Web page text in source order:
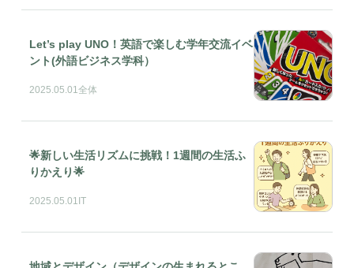
Let’s play UNO！英語で楽しむ学年交流イベ
ント(外語ビジネス学科）
2025.05.01全体
🌟新しい生活リズムに挑戦！1週間の生活ふ
りかえり🌟
2025.05.01 IT